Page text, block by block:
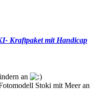
Kraftpaket mit Handicap
an
Stoki mit Meer an